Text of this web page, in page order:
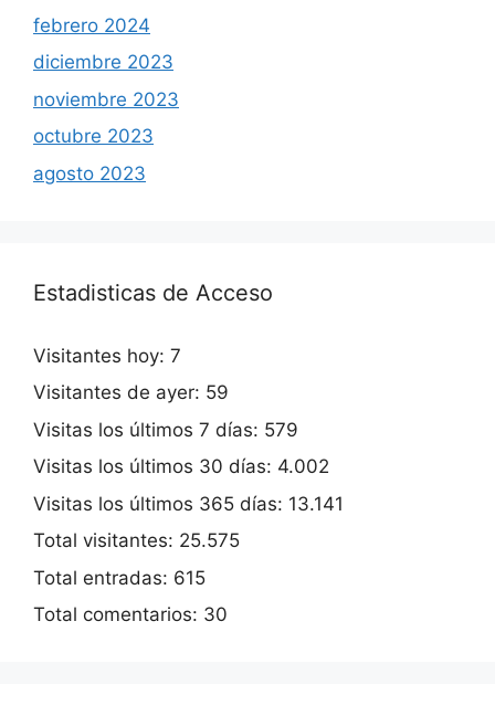
febrero 2024
diciembre 2023
noviembre 2023
octubre 2023
agosto 2023
Estadisticas de Acceso
Visitantes hoy: 7
Visitantes de ayer: 59
Visitas los últimos 7 días: 579
Visitas los últimos 30 días: 4.002
Visitas los últimos 365 días: 13.141
Total visitantes: 25.575
Total entradas: 615
Total comentarios: 30